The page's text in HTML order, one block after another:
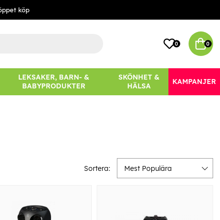
köp
0 0
LEKSAKER, BARN- &
BABYPRODUKTER
SKÖNHET &
HÄLSA
KAMPANJER
Sortera: Mest Populära